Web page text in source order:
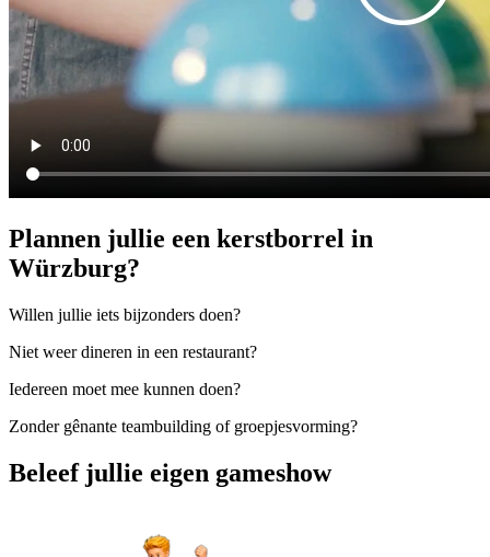
Plannen jullie een kerstborrel in
Würzburg?
Willen jullie iets bijzonders doen?
Niet weer dineren in een restaurant?
Iedereen moet mee kunnen doen?
Zonder gênante teambuilding of groepjesvorming?
Beleef jullie eigen gameshow